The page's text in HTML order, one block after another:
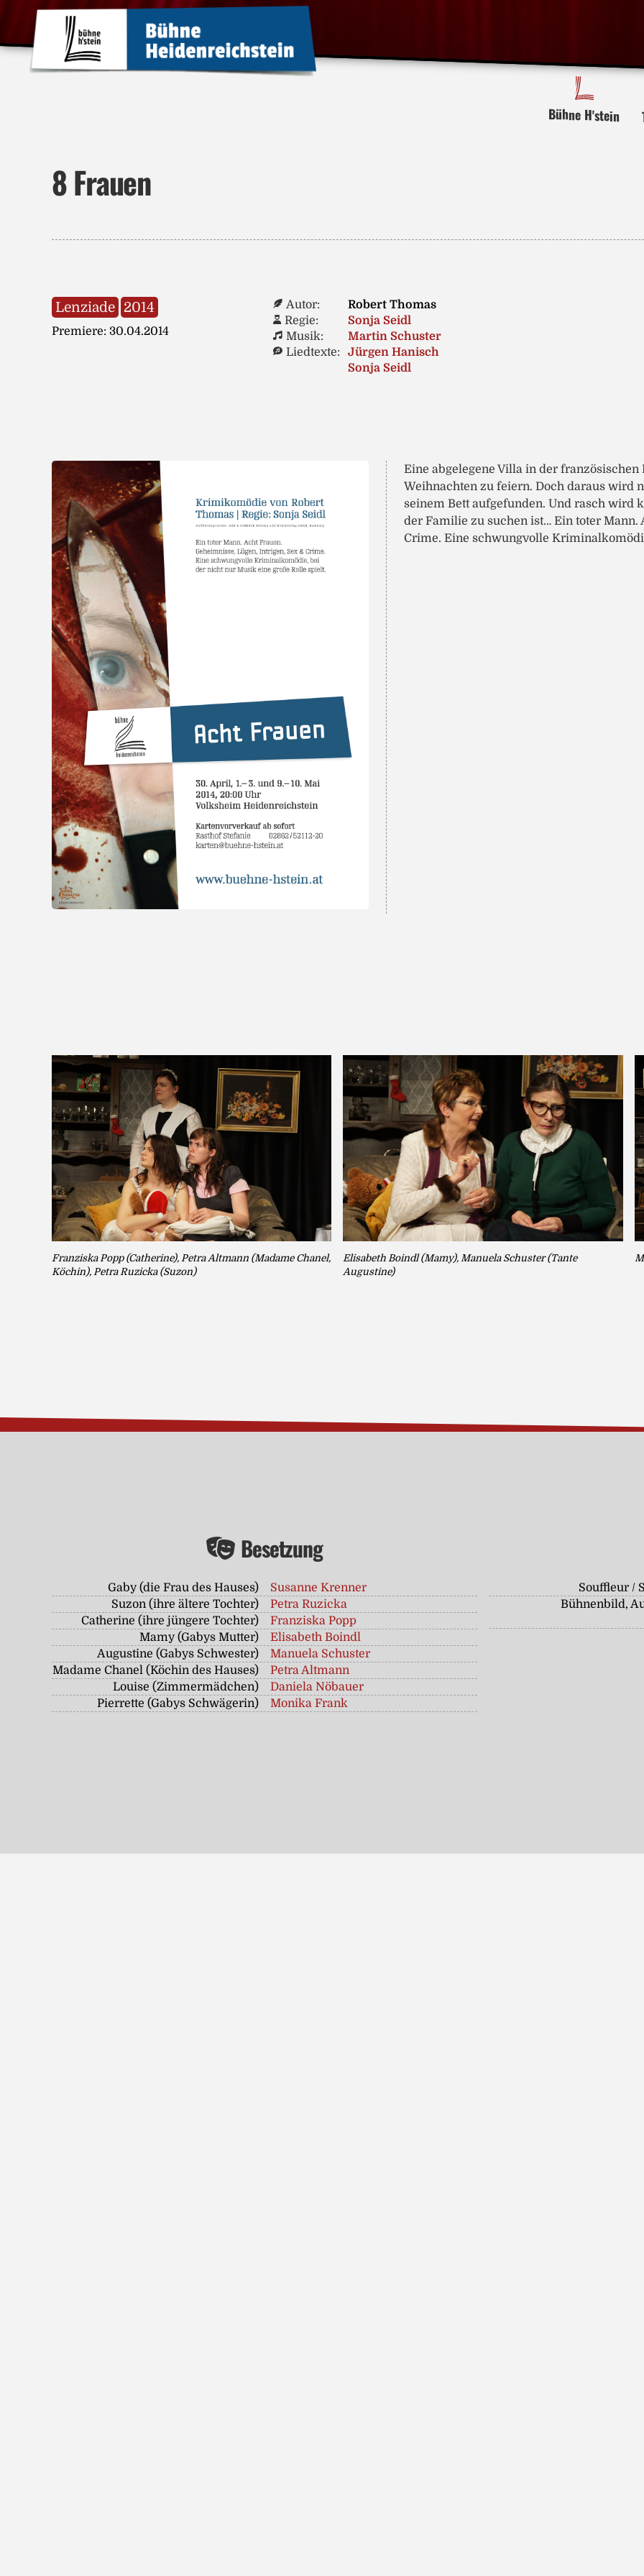
Bühne H'stein
8 Frauen
Lenziade 2014
Premiere: 30.04.2014
Autor:
Robert Thomas
Regie:
Sonja Seidl
Musik:
Martin Schuster
Liedtexte:
Jürgen Hanisch
Sonja Seidl
Eine abgelegene Villa in der
Weihnachten zu feiern. Doch daraus wird
seinem Bett aufgefunden. Und rasch wird
der Familie zu suchen ist… Ein toter Mann.
Crime. Eine schwungvolle
Franziska Popp (Catherine), Petra Altmann (Madame Chanel,
Köchin), Petra Ruzicka (Suzon)
Elisabeth Boindl (Mamy), Manuela Schuster (Tante
Augustine)
Besetzung
Gaby (die Frau des Hauses)
Susanne Krenner
Suzon (ihre ältere Tochter)
Petra Ruzicka
Catherine (ihre jüngere Tochter)
Franziska Popp
Mamy (Gabys Mutter)
Elisabeth Boindl
Augustine (Gabys Schwester)
Manuela Schuster
Madame Chanel (Köchin des Hauses)
Petra Altmann
Louise (Zimmermädchen)
Daniela Nöbauer
Pierrette (Gabys Schwägerin)
Monika Frank
Souffleur /
Bühnenbild,